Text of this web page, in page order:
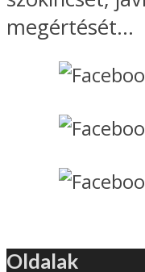
megértését...
Oldalak